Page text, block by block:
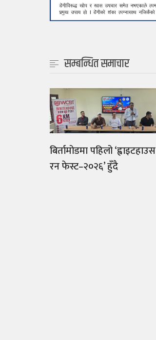
सम्बन्धित समाचार
बिर्तामोडमा पहिलो ‘ह्वाइटहाउस
रन फेस्ट–२०२६’ हुँदै